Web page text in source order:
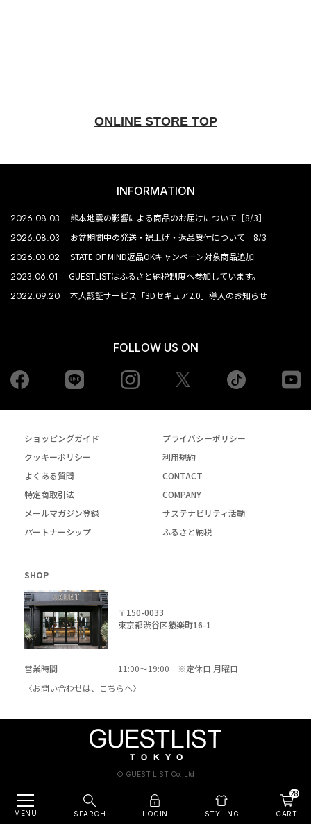
ONLINE STORE TOP
INFORMATION
2026.08.03 熊本地震の影響による商品のお届けについて［8/3］
2026.08.03 お盆期間中の発送・裾上げ・返品受付について［8/3］
2026.03.02 STATE OF MIND返品OKキャンペーン対象商品追加
2023.06.01 GUESTLISTはふるさと納税制度へ参加しています。
2022.09.20 本人認証サービス「3Dセキュア2.0」導入のお知らせ
FOLLOW US ON
Facebook Instagram tiktok
ショッピングガイド
プライバシーポリシー
クッキーポリシー
利用規約
よくある質問
CONTACT
特定商取引法
COMPANY
メールマガジン登録
サステナビリティ活動
パートナーシップ
ふるさと納税
SHOP
〒150-0033
東京都渋谷区猿楽町16-1
営業時間
11:00～19:00 ※定休日 月曜日
〈お問い合わせは、
こちらへ〉
© GUEST LIST Co.,Ltd
MENU SEARCH LOGIN STYLING
28
CART